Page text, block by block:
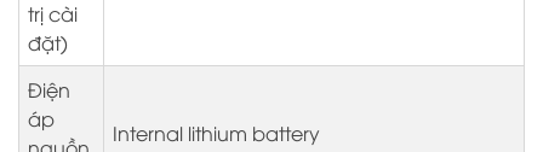
trị cài
đặt)
Điện
áp
Internal lithium battery